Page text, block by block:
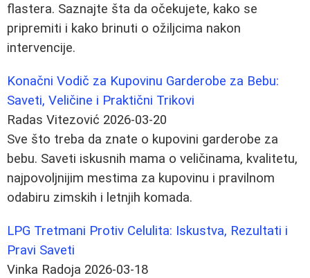
flastera. Saznajte šta da očekujete, kako se
pripremiti i kako brinuti o ožiljcima nakon
intervencije.
Konačni Vodič za Kupovinu Garderobe za Bebu:
Saveti, Veličine i Praktični Trikovi
Radas Vitezović 2026-03-20
Sve što treba da znate o kupovini garderobe za
bebu. Saveti iskusnih mama o veličinama, kvalitetu,
najpovoljnijim mestima za kupovinu i pravilnom
odabiru zimskih i letnjih komada.
LPG Tretmani Protiv Celulita: Iskustva, Rezultati i
Pravi Saveti
Vinka Radoja 2026-03-18